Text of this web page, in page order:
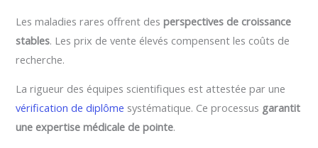
Les maladies rares offrent desperspectives de croissance
stables. Les prix de vente élevés compensent les coûts de
recherche.
La rigueur des équipes scientifiques est attestée par une
vérification de diplôme systématique. Ce processus garantit
une expertise médicale de pointe.